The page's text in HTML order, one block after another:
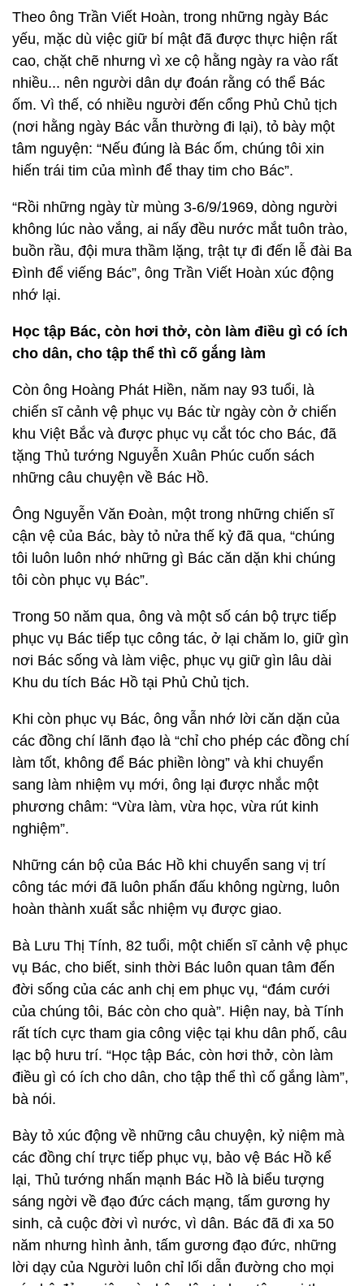
Theo ông Trần Viết Hoàn, trong những ngày Bác
yếu, mặc dù việc giữ bí mật đã được thực hiện rất
cao, chặt chẽ nhưng vì xe cộ hằng ngày ra vào rất
nhiều... nên người dân dự đoán rằng có thể Bác
ốm. Vì thế, có nhiều người đến cổng Phủ Chủ tịch
(nơi hằng ngày Bác vẫn thường đi lại), tỏ bày một
tâm nguyện: “Nếu đúng là Bác ốm, chúng tôi xin
hiến trái tim của mình để thay tim cho Bác”.
“Rồi những ngày từ mùng 3-6/9/1969, dòng người
không lúc nào vắng, ai nấy đều nước mắt tuôn trào,
buồn rầu, đội mưa thầm lặng, trật tự đi đến lễ đài Ba
Đình để viếng Bác”, ông Trần Viết Hoàn xúc động
nhớ lại.
Học tập Bác, còn hơi thở, còn làm điều gì có ích
cho dân, cho tập thể thì cố gắng làm
Còn ông Hoàng Phát Hiền, năm nay 93 tuổi, là
chiến sĩ cảnh vệ phục vụ Bác từ ngày còn ở chiến
khu Việt Bắc và được phục vụ cắt tóc cho Bác, đã
tặng Thủ tướng Nguyễn Xuân Phúc cuốn sách
những câu chuyện về Bác Hồ.
Ông Nguyễn Văn Đoàn, một trong những chiến sĩ
cận vệ của Bác, bày tỏ nửa thế kỷ đã qua, “chúng
tôi luôn luôn nhớ những gì Bác căn dặn khi chúng
tôi còn phục vụ Bác”.
Trong 50 năm qua, ông và một số cán bộ trực tiếp
phục vụ Bác tiếp tục công tác, ở lại chăm lo, giữ gìn
nơi Bác sống và làm việc, phục vụ giữ gìn lâu dài
Khu du tích Bác Hồ tại Phủ Chủ tịch.
Khi còn phục vụ Bác, ông vẫn nhớ lời căn dặn của
các đồng chí lãnh đạo là “chỉ cho phép các đồng chí
làm tốt, không để Bác phiền lòng” và khi chuyển
sang làm nhiệm vụ mới, ông lại được nhắc một
phương châm: “Vừa làm, vừa học, vừa rút kinh
nghiệm”.
Những cán bộ của Bác Hồ khi chuyển sang vị trí
công tác mới đã luôn phấn đấu không ngừng, luôn
hoàn thành xuất sắc nhiệm vụ được giao.
Bà Lưu Thị Tính, 82 tuổi, một chiến sĩ cảnh vệ phục
vụ Bác, cho biết, sinh thời Bác luôn quan tâm đến
đời sống của các anh chị em phục vụ, “đám cưới
của chúng tôi, Bác còn cho quà”. Hiện nay, bà Tính
rất tích cực tham gia công việc tại khu dân phố, câu
lạc bộ hưu trí. “Học tập Bác, còn hơi thở, còn làm
điều gì có ích cho dân, cho tập thể thì cố gắng làm”,
bà nói.
Bày tỏ xúc động về những câu chuyện, kỷ niệm mà
các đồng chí trực tiếp phục vụ, bảo vệ Bác Hồ kể
lại, Thủ tướng nhấn mạnh Bác Hồ là biểu tượng
sáng ngời về đạo đức cách mạng, tấm gương hy
sinh, cả cuộc đời vì nước, vì dân. Bác đã đi xa 50
năm nhưng hình ảnh, tấm gương đạo đức, những
lời dạy của Người luôn chỉ lối dẫn đường cho mọi